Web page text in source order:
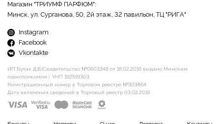
Магазин "ТРИУМФ ПАРФЮМ":
Минск, ул. Сурганова, 50, 2й этаж, 32 павильон, ТЦ "РИГА"
Instagram
Facebook
Vkontakte
ИП Булак Д.В.(Свидетельство №0603348 от 18.02.2016 выдано Минским
горисполкомом ). УНП 192591303
Регистрационный номер в Торговом реестре №303864
Дата включения сведений в Торговый реестр 03.02.2016